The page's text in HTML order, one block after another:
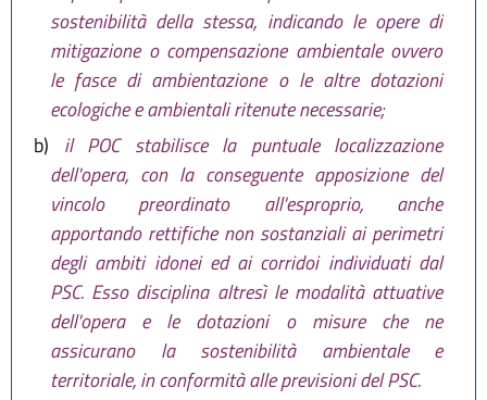
sostenibilità della stessa, indicando le opere di
mitigazione o compensazione ambientale ovvero
le fasce di ambientazione o le altre dotazioni
ecologiche e ambientali ritenute necessarie;
b) il POC stabilisce la puntuale localizzazione
dell'opera, con la conseguente apposizione del
vincolo preordinato all'esproprio, anche
apportando rettifiche non sostanziali ai perimetri
degli ambiti idonei ed ai corridoi individuati dal
PSC. Esso disciplina altresì le modalità attuative
dell'opera e le dotazioni o misure che ne
assicurano la sostenibilità ambientale e
territoriale, in conformità alle previsioni del PSC.